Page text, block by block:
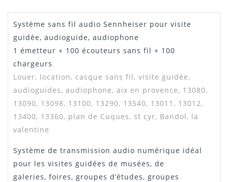
Système sans fil audio Sennheiser pour visite
guidée, audioguide, audiophone
1 émetteur + 100 écouteurs sans fil + 100
chargeurs
Louer, location, casque sans fil, visite guidée,
audioguides, audiophone, aix en provence, 13080,
13090, 13098, 13100, 13290, 13540, 13011, 13012,
13400, 13360, plan de Cuques, st cyr, Bandol, la
valentine
Système de transmission audio numérique idéal
pour les visites guidées de musées, de
galeries, foires, groupes d’études, groupes